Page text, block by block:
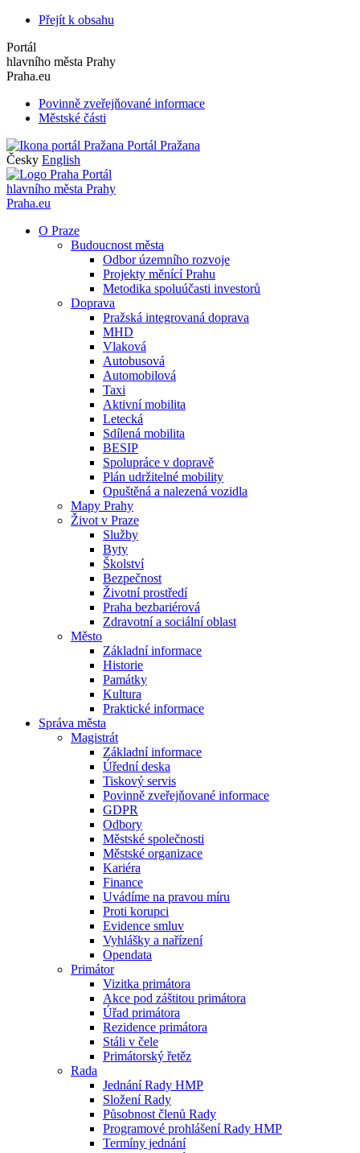
Přejít k obsahu
Portál
hlavního města Prahy
Praha.eu
Povinně zveřejňované informace
Městské části
Portál Pražana
Česky English
Portál
hlavního města Prahy
Praha.eu
O Praze
Budoucnost města
Odbor územního rozvoje
Projekty měnící Prahu
Metodika spoluúčasti investorů
Doprava
Pražská integrovaná doprava
MHD
Vlaková
Autobusová
Automobilová
Taxi
Aktivní mobilita
Letecká
Sdílená mobilita
BESIP
Spolupráce v dopravě
Plán udržitelné mobility
Opuštěná a nalezená vozidla
Mapy Prahy
Život v Praze
Služby
Byty
Školství
Bezpečnost
Životní prostředí
Praha bezbariérová
Zdravotní a sociální oblast
Město
Základní informace
Historie
Památky
Kultura
Praktické informace
Správa města
Magistrát
Základní informace
Úřední deska
Tiskový servis
Povinně zveřejňované informace
GDPR
Odbory
Městské společnosti
Městské organizace
Kariéra
Finance
Uvádíme na pravou míru
Proti korupci
Evidence smluv
Vyhlášky a nařízení
Opendata
Primátor
Vizitka primátora
Akce pod záštitou primátora
Úřad primátora
Rezidence primátora
Stáli v čele
Primátorský řetěz
Rada
Jednání Rady HMP
Složení Rady
Působnost členů Rady
Programové prohlášení Rady HMP
Termíny jednání